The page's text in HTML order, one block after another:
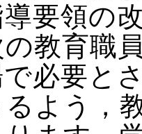
要領の
の教育職
で必要と
よう，